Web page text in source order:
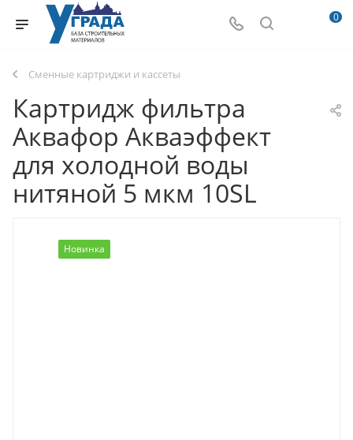
0
Сменные картриджи и кассеты
Картридж фильтра
Аквафор Акваэффект
для холодной воды
нитяной 5 мкм 10SL
Новинка